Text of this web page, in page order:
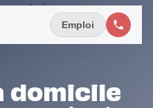
Emploi
domicile